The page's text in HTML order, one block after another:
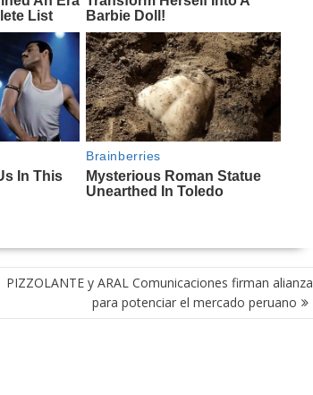
PIZZOLANTE y ARAL Comunicaciones firman alianza
para potenciar el mercado peruano